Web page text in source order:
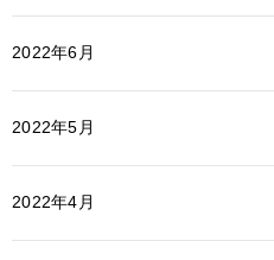
2022年6月
2022年5月
2022年4月